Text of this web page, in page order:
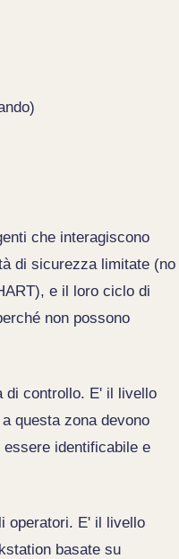
che interagiscono
di sicurezza limitate (no
e il loro ciclo di
non possono
di controllo. E' il livello
questa zona devono
identificabile e
operatori. E' il livello
basate su